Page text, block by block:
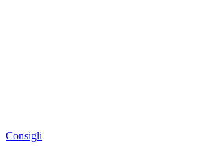
Consigli